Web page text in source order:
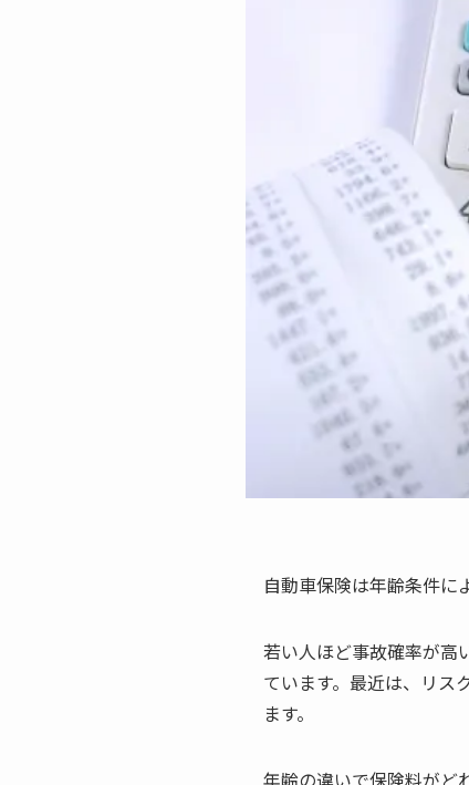
自動車保険は年齢条件に
若い人ほど事故確率が高
ています。最近は、リス
ます。